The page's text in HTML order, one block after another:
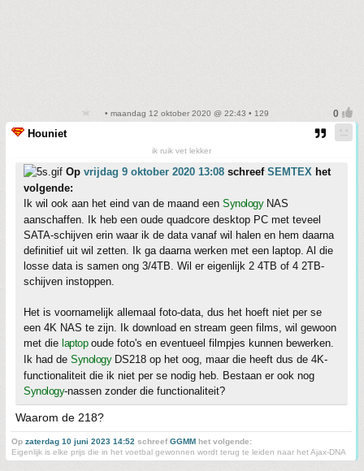
• maandag 12 oktober 2020 @ 22:43 • 129
Houniet
ik ruik vet lekker
Op vrijdag 9 oktober 2020 13:08 schreef SEMTEX het
volgende:
Ik wil ook aan het eind van de maand een SynologyNAS
aanschaffen. Ik heb een oude quadcore desktop PC met teveel
SATA-schijven erin waar ik de data vanaf wil halen en hem daarna
definitief uit wil zetten. Ik ga daarna werken met een laptop. Al die
losse data is samen ong 3/4TB. Wil er eigenlijk 2 4TB of 4 2TB-
schijven instoppen.
Het is voornamelijk allemaal foto-data, dus het hoeft niet per se
een 4K NAS te zijn. Ik download en stream geen films, wil gewoon
met die laptopoude foto's en eventueel filmpjes kunnen bewerken.
Ik had de SynologyDS218 op het oog, maar die heeft dus de 4K-
functionaliteit die ik niet per se nodig heb. Bestaan er ook nog
Synology-nassen zonder die functionaliteit?
Waarom de 218?
Op zaterdag 10 juni 2023 14:52 schreefGGMM het volgende:
Eigenlijk is elke prijs die in het voetbal gewonnen wordt terug te leiden naar het Ajax-DNA